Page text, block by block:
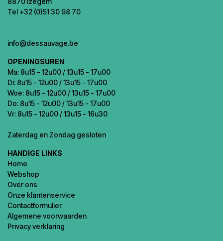
Tel +32 (0)51 30 98 70
info@dessauvage.be
OPENINGSUREN
Ma: 8u15 - 12u00 / 13u15 - 17u00
Di: 8u15 - 12u00 / 13u15 - 17u00
Woe: 8u15 - 12u00 / 13u15 - 17u00
Do: 8u15 - 12u00 / 13u15 - 17u00
Vr: 8u15 - 12u00 / 13u15 - 16u30
Zaterdag en Zondag gesloten
HANDIGE LINKS
Home
Webshop
Over ons
Onze klantenservice
Contactformulier
Algemene voorwaarden
Privacy verklaring